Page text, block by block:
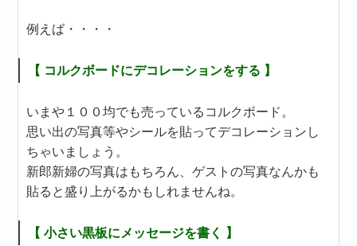
例えば・・・・
【 コルクボードにデコレーションをする 】
いまや１００均でも売っているコルクボード。
思い出の写真等やシールを貼ってデコレーションし
ちゃいましょう。
新郎新婦の写真はもちろん、ゲストの写真なんかも
貼ると盛り上がるかもしれませんね。
【 小さい黒板にメッセージを書く 】